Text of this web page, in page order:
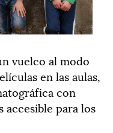
vuelco al modo
en las aulas,
con
accesible para los